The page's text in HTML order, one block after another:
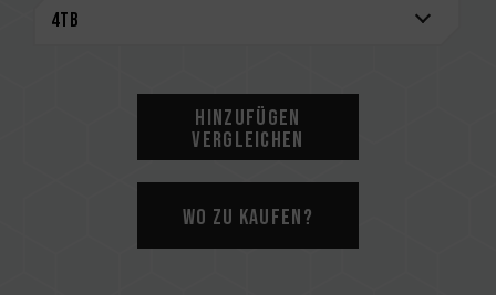
Hinzufügen
Vergleichen
Wo zu kaufen?